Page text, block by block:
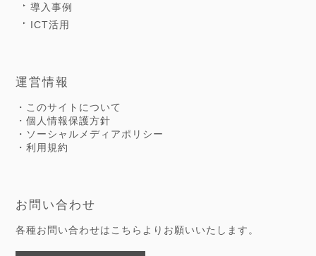
導入事例
ICT活用
運営情報
・このサイトについて
・個人情報保護方針
・ソーシャルメディアポリシー
・利用規約
お問い合わせ
各種お問い合わせはこちらよりお願いいたします。